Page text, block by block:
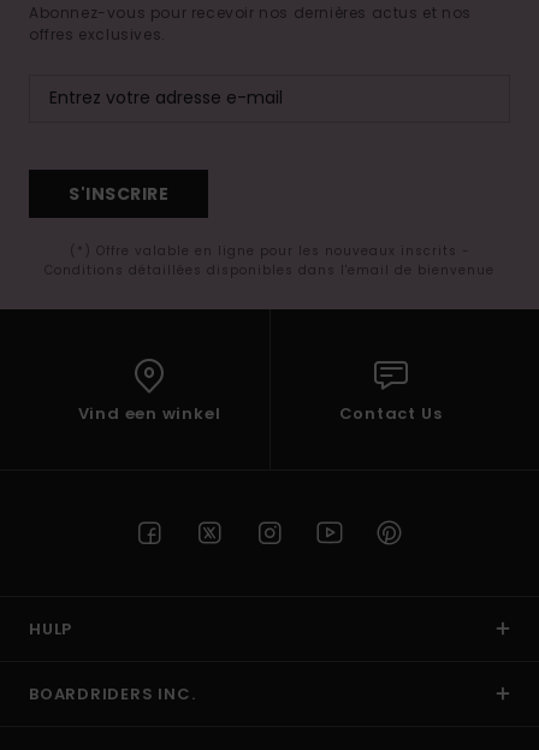
Abonnez-vous pour recevoir nos dernières actus et nos
offres exclusives.
S'INSCRIRE
(*) Offre valable en ligne pour les nouveaux inscrits -
Conditions détaillées disponibles dans l'email de bienvenue
Vind een winkel Contact Us
HULP
BOARDRIDERS INC.